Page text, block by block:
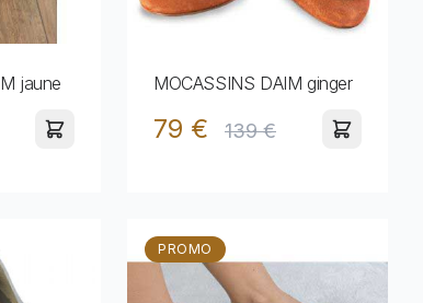
jaune MOCASSINS DAIM ginger
79 € 139 €
PROMO